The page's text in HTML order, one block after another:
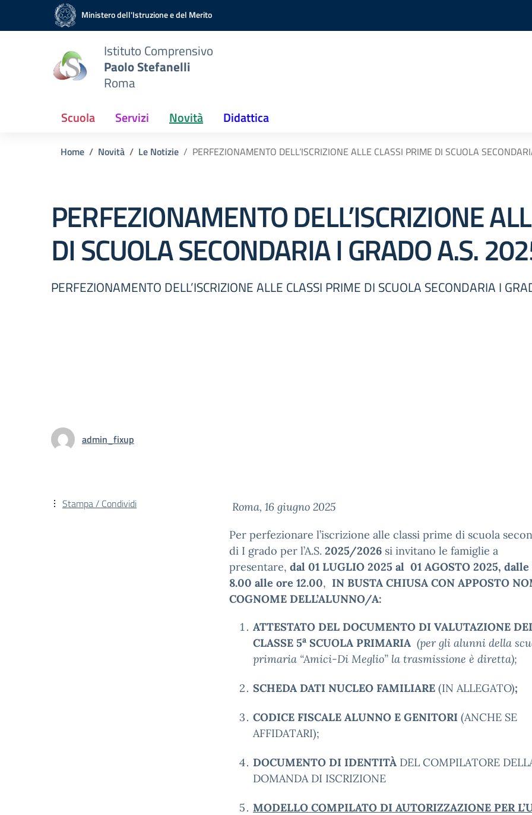
Vai ai contenuti
Vai al menu di navigazione
Ministero dell'Istruzione e del Merito
Istituto Comprensivo
Paolo Stefanelli
Roma
Scuola Servizi Novità Didattica
Home Novità Le Notizie PERFEZIONAMENTO DELL’ISCRIZIONE ALLE CLASSI PRIME DI SCUOLA
PERFEZIONAMENTO DELL’ISCRIZIONE
DI SCUOLA SECONDARIA I GRADO A.S.
PERFEZIONAMENTO DELL’ISCRIZIONE ALLE CLASSI PRIME DI SCUOLA SECONDARIA I
admin_fixup
Roma, 16 giugno 2025
Per perfezionare l’iscrizione alle classi prime di scuola
di I grado per l’A.S. 2025/2026 si invitano le famiglie a
presentare, dal 01 LUGLIO 2025 al 01 AGOSTO 2025, dalle
8.00 alle ore 12.00, IN BUSTA CHIUSA CON APPOSTO
COGNOME DELL’ALUNNO/A:
ATTESTATO DEL DOCUMENTO DI VALUTAZIONE
CLASSE 5a SCUOLA PRIMARIA (per gli alunni della
primaria “Amici-Di Meglio” la trasmissione è diretta);
SCHEDA DATI NUCLEO FAMILIARE (IN ALLEGATO);
CODICE FISCALE ALUNNO E GENITORI (ANCHE SE
AFFIDATARI);
DOCUMENTO DI IDENTITÀ DEL COMPILATORE
DOMANDA DI ISCRIZIONE
MODELLO COMPILATO DI AUTORIZZAZIONE PER
Stampa / Condividi